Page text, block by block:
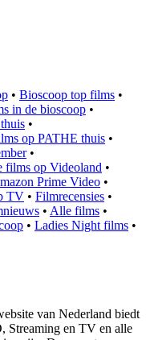
• Bioscoop top films •
in de bioscoop •
•
op PATHE thuis •
•
films op Videoland •
Prime Video •
TV • Filmrecensies •
• Alle films •
• Ladies Night films •
van Nederland biedt
Streaming en TV en alle